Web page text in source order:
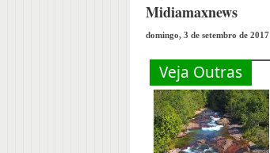
Midiamaxnews
domingo, 3 de setembro de 2017
Veja Outras